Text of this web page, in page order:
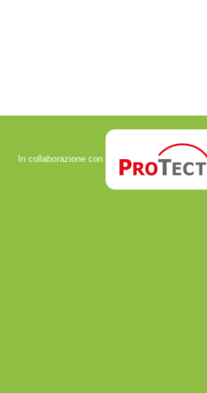
In collaborazione con